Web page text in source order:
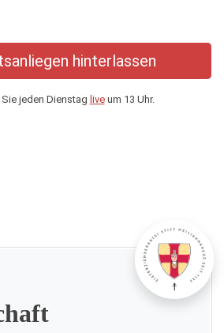
hinterlassen
jeden Dienstag liveum 13 Uhr.